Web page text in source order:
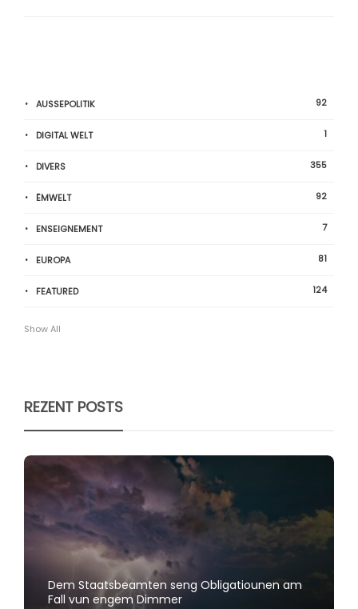
AUSSEPOLITIK 92
DIGITAL WELT 1
DIVERS 355
ËMWELT 92
ENSEIGNEMENT 7
EUROPA 81
FEATURED 124
Show All
REZENT POSTS
Dem Staatsbeamten seng Obligatiounen am
Fall vun engem Dimmer